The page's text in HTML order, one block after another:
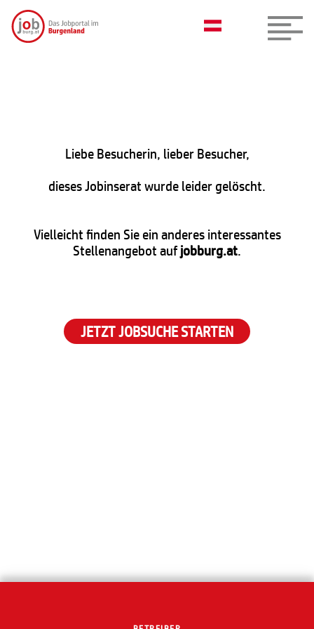
Liebe Besucherin, lieber Besucher,
dieses Jobinserat wurde leider gelöscht.
Vielleicht finden Sie ein anderes interessantes
Stellenangebot aufjobburg.at.
JETZT JOBSUCHE STARTEN